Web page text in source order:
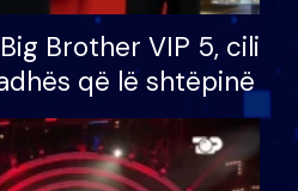
Brother VIP 5, cili
që lë shtëpinë